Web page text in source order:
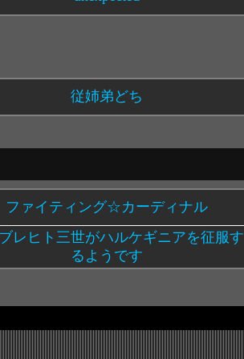
従姉弟どち
ファイティング☆カーディナル
レヒト三世がハルケギニアを征服す
るようです